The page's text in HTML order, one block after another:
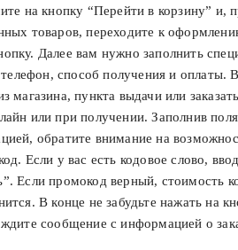
на кнопку “Перейти в корзину” и,
товаров, переходите к
Далее вам нужно заполнить
телефон, способ получения и оплаты.
магазина, пункта выдачи или
или при получении. Заполнив
обратите внимание на
Если у вас есть кодовое слово,
Если промокод верный, стоимость
В конце не забудьте нажать на
сообщение с информацией о